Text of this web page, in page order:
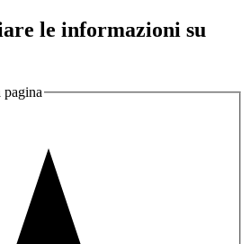
le informazioni su
pagina